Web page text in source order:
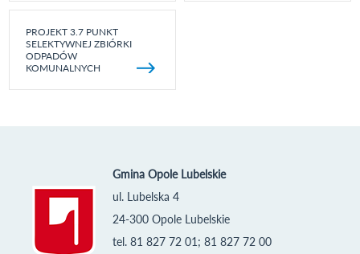
PROJEKT 3.7 PUNKT
SELEKTYWNEJ ZBIÓRKI
ODPADÓW
KOMUNALNYCH
Gmina Opole Lubelskie
ul. Lubelska 4
24-300 Opole Lubelskie
tel. 81 827 72 01; 81 827 72 00